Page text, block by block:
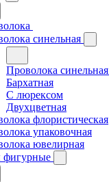
синельная
Проволока синельная
Бархатная
С люрексом
Двухцветная
флористическая
упаковочная
ювелирная
фигурные